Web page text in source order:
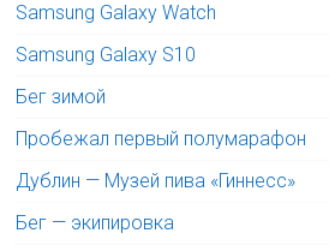
Samsung Galaxy Watch
Samsung Galaxy S10
Бег зимой
Пробежал первый полумарафон
Дублин — Музей пива «Гиннесс»
Бег — экипировка